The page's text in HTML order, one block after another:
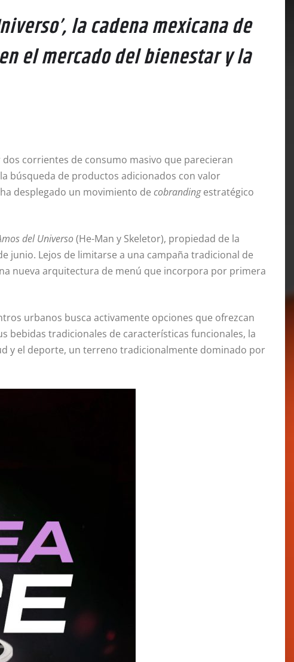
la cadena mexicana de
el mercado del bienestar y la
corrientes de consumo masivo que parecieran
búsqueda de productos adicionados con valor
ha desplegado un movimiento de cobrandingestratégico
del Universo(He-Man y Skeletor), propiedad de la
junio. Lejos de limitarse a una campaña tradicional de
nueva arquitectura de menú que incorpora por primera
urbanos busca activamente opciones que ofrezcan
bebidas tradicionales de características funcionales, la
y el deporte, un terreno tradicionalmente dominado por